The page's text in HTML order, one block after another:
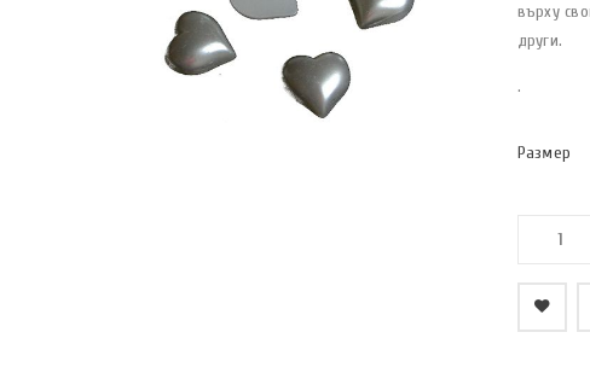
върху
други.
.
Размер